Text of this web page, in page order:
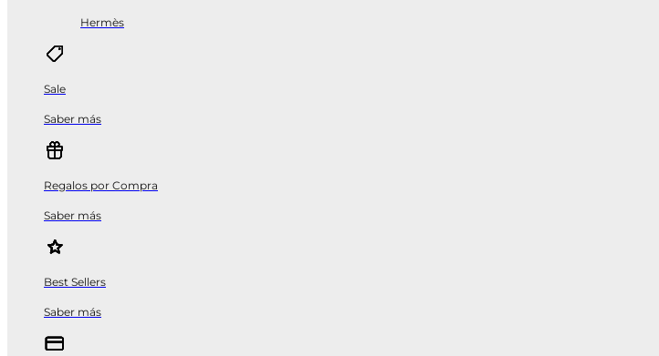
Hermès
Sale
Saber más
Regalos por Compra
Saber más
Best Sellers
Saber más